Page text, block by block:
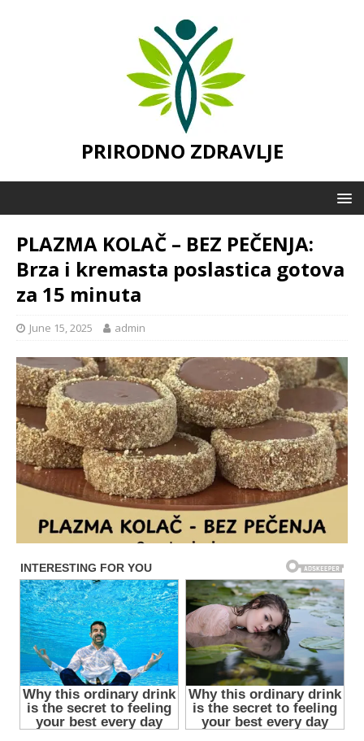
PRIRODNO ZDRAVLJE
PLAZMA KOLAČ – BEZ PEČENJA:
Brza i kremasta poslastica gotova
za 15 minuta
June 15, 2025 admin